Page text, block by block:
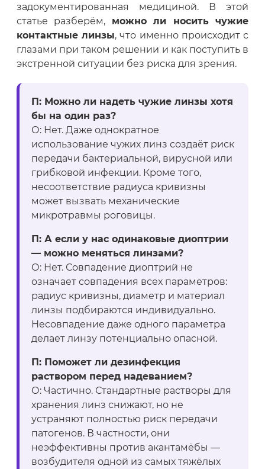
задокументированная медициной. В этой
статье разберём, можно ли носить чужие
контактные линзы, что именно происходит с
глазами при таком решении и как поступить в
экстренной ситуации без риска для зрения.
П: Можно ли надеть чужие линзы хотя
бы на один раз?
О: Нет. Даже однократное
использование чужих линз создаёт риск
передачи бактериальной, вирусной или
грибковой инфекции. Кроме того,
несоответствие радиуса кривизны
может вызвать механические
микротравмы роговицы.
П: А если у нас одинаковые диоптрии
— можно меняться линзами?
О: Нет. Совпадение диоптрий не
означает совпадения всех параметров:
радиус кривизны, диаметр и материал
линзы подбираются индивидуально.
Несовпадение даже одного параметра
делает линзу потенциально опасной.
П: Поможет ли дезинфекция
раствором перед надеванием?
О: Частично. Стандартные растворы для
хранения линз снижают, но не
устраняют полностью риск передачи
патогенов. В частности, они
неэффективны против акантамёбы —
возбудителя одной из самых тяжёлых